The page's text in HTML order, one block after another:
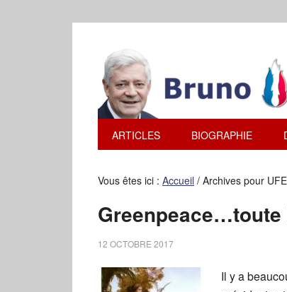
ARTICLES BIOGRAPHIE
Vous êtes ici : Accueil / Archives pour UFE
12 OCTOBRE 2017
Il y a